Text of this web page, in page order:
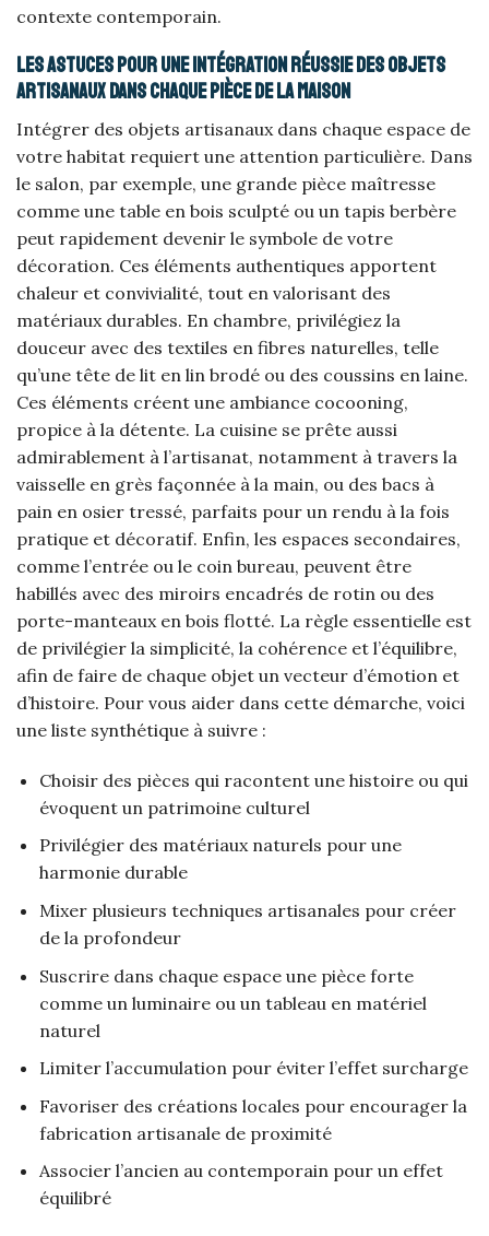
contexte contemporain.
Les astuces pour une intégration réussie des objets
artisanaux dans chaque pièce de la maison
Intégrer des objets artisanaux dans chaque espace de
votre habitat requiert une attention particulière. Dans
le salon, par exemple, une grande pièce maîtresse
comme une table en bois sculpté ou un tapis berbère
peut rapidement devenir le symbole de votre
décoration. Ces éléments authentiques apportent
chaleur et convivialité, tout en valorisant des
matériaux durables. En chambre, privilégiez la
douceur avec des textiles en fibres naturelles, telle
qu’une tête de lit en lin brodé ou des coussins en laine.
Ces éléments créent une ambiance cocooning,
propice à la détente. La cuisine se prête aussi
admirablement à l’artisanat, notamment à travers la
vaisselle en grès façonnée à la main, ou des bacs à
pain en osier tressé, parfaits pour un rendu à la fois
pratique et décoratif. Enfin, les espaces secondaires,
comme l’entrée ou le coin bureau, peuvent être
habillés avec des miroirs encadrés de rotin ou des
porte-manteaux en bois flotté. La règle essentielle est
de privilégier la simplicité, la cohérence et l’équilibre,
afin de faire de chaque objet un vecteur d’émotion et
d’histoire. Pour vous aider dans cette démarche, voici
une liste synthétique à suivre :
Choisir des pièces qui racontent une histoire ou qui
évoquent un patrimoine culturel
Privilégier des matériaux naturels pour une
harmonie durable
Mixer plusieurs techniques artisanales pour créer
de la profondeur
Suscrire dans chaque espace une pièce forte
comme un luminaire ou un tableau en matériel
naturel
Limiter l’accumulation pour éviter l’effet surcharge
Favoriser des créations locales pour encourager la
fabrication artisanale de proximité
Associer l’ancien au contemporain pour un effet
équilibré